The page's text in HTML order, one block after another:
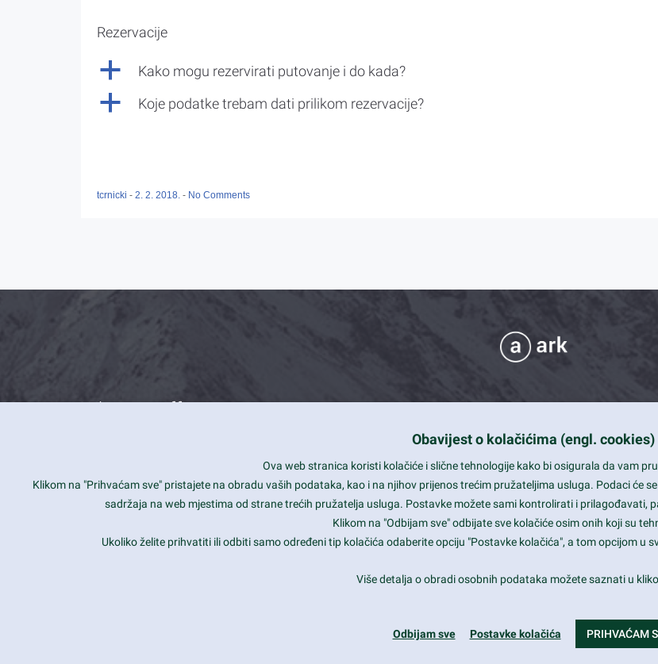
Rezervacije
a Kako mogu rezervirati putovanje i do kada?
a Koje podatke trebam dati prilikom rezervacije?
tcrnicki - 2. 2. 2018. - No Comments
What we offer
Is your website user friendly?
Ark offers weekly stunning designs.
Why our customers love Ark?
Smart and beautiful design
Unlimited Eelements
Mobile ready
Obavijest o kolačićima (engl. cookies)
Ova web stranica koristi kolačiće i slične tehnologije kako bi osigurala da vam
Klikom na "Prihvaćam sve" pristajete na obradu vaših podataka, kao i na njihov prijenos trećim pružateljima usluga. Podaci će
sadržaja na web mjestima od strane trećih pružatelja usluga. Postavke možete sami kontrolirati i prilagođavati,
Klikom na "Odbijam sve" odbijate sve kolačiće osim onih koji su
Ukoliko želite prihvatiti ili odbiti samo određeni tip kolačića odaberite opciju "Postavke kolačića", a tom opcijom u
Više detalja o obradi osobnih podataka možete saznati u
Odbijam sve Postavke kolačića PRIHVAĆAM